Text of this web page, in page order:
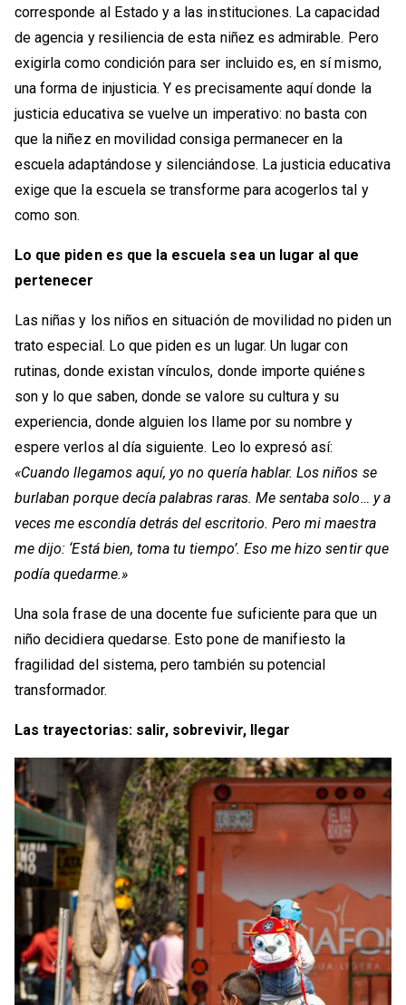
corresponde al Estado y a las instituciones. La capacidad
de agencia y resiliencia de esta niñez es admirable. Pero
exigirla como condición para ser incluido es, en sí mismo,
una forma de injusticia. Y es precisamente aquí donde la
justicia educativa se vuelve un imperativo: no basta con
que la niñez en movilidad consiga permanecer en la
escuela adaptándose y silenciándose. La justicia educativa
exige que la escuela se transforme para acogerlos tal y
como son.
Lo que piden es que la escuela sea un lugar al que
pertenecer
Las niñas y los niños en situación de movilidad no piden un
trato especial. Lo que piden es un lugar. Un lugar con
rutinas, donde existan vínculos, donde importe quiénes
son y lo que saben, donde se valore su cultura y su
experiencia, donde alguien los llame por su nombre y
espere verlos al día siguiente. Leo lo expresó así:
«Cuando llegamos aquí, yo no quería hablar. Los niños se
burlaban porque decía palabras raras. Me sentaba solo… y a
veces me escondía detrás del escritorio. Pero mi maestra
me dijo: ‘Está bien, toma tu tiempo’. Eso me hizo sentir que
podía quedarme.»
Una sola frase de una docente fue suficiente para que un
niño decidiera quedarse. Esto pone de manifiesto la
fragilidad del sistema, pero también su potencial
transformador.
Las trayectorias: salir, sobrevivir, llegar